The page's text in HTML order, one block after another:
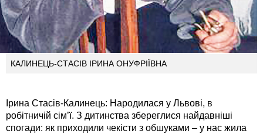
КАЛИНЕЦЬ-СТАСІВ ІРИНА ОНУФРІЇВНА
Ірина Стасів-Калинець: Народилася у Львові, в
робітничій сім’ї. З дитинства збереглися найдавніші
спогади: як приходили чекісти з обшуками – у нас жила